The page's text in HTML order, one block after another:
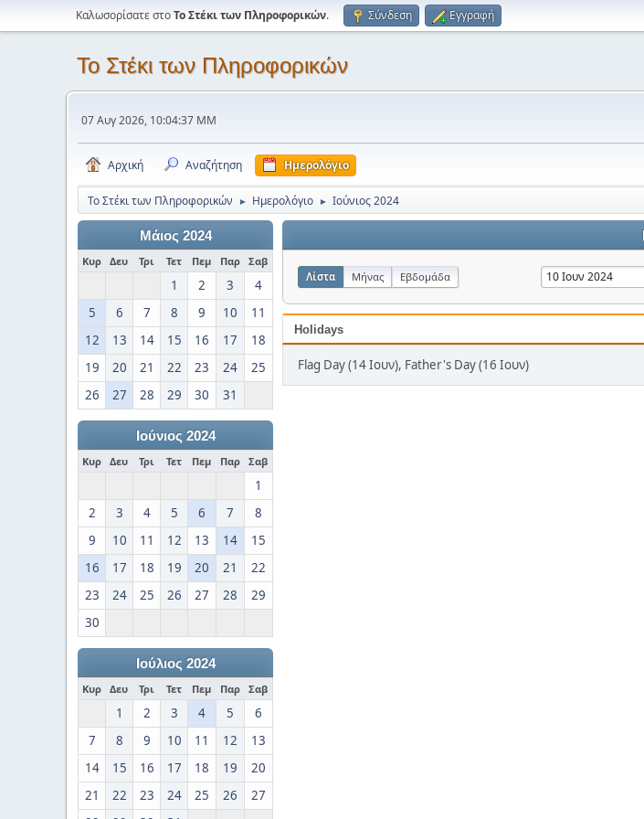
Καλωσορίσατε στοΤο Στέκι των Πληροφορικών. Σύνδεση Εγγραφή
Το Στέκι των Πληροφορικών
07 Αυγ 2026, 10:04:37 ΜΜ
Αρχική Αναζήτηση Ημερολόγιο
Το Στέκι των Πληροφορικών ► Ημερολόγιο ► Ιούνιος 2024
Μάιος 2024
Κυρ Δευ Τρι Τετ Πεμ Παρ Σαβ
1 2 3
4
5
6 7 8 9 10
11
12
13 14 15 16 17
18
19
20 21 22 23 24
25
26
27 28 29 30 31
Ιούνιος 2024
Κυρ Δευ Τρι Τετ Πεμ Παρ Σαβ
1
2
3 4 5 6 7
8
9
10 11 12 13 14
15
16
17 18 19 20 21
22
23
24 25 26 27 28
29
30
Ιούλιος 2024
Κυρ Δευ Τρι Τετ Πεμ Παρ Σαβ
1 2 3 4 5
6
7
8 9 10 11 12
13
14
15 16 17 18 19
20
21
22 23 24 25 26
27
Λίστα Μήνας Εβδομάδα
Holidays
Flag Day (14 Ιουν), Father's Day (16 Ιουν)